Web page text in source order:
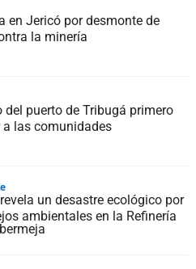
en Jericó por desmonte de
la minería
del puerto de Tribugá primero
a las comunidades
un desastre ecológico por
ambientales en la Refinería